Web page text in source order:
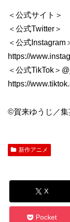
＜公式サイト＞
＜公式Twitter＞
＜公式Instagram
https://
＜公式TikTok＞
https://
©賀来ゆうじ／
新作アニメ
X
Pocket